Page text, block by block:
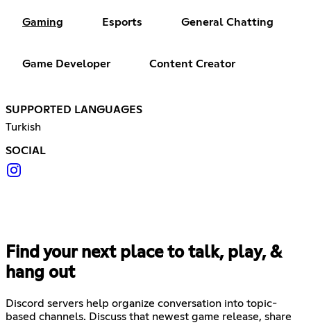
Gaming Esports General Chatting
Game Developer Content Creator
SUPPORTED LANGUAGES
Turkish
SOCIAL
Find your next place to talk, play, &
hang out
Discord servers help organize conversation into topic-
based channels. Discuss that newest game release, share